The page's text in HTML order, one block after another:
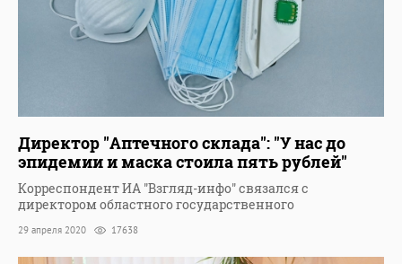
Директор "Аптечного склада": "У нас до
эпидемии и маска стоила пять рублей"
Корреспондент ИА "Взгляд-инфо" связался с
директором областного государственного
29 апреля 2020 17638